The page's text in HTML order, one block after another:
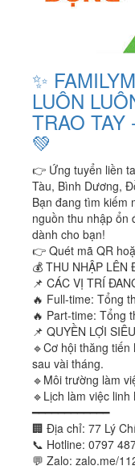
✨
LUÔN
TRAO TAY
💚
👉 Ứng tuyển liền
Tàu, Bình Dương,
Bạn đang tìm kiếm
nguồn thu nhập ổn
dành cho bạn!
👉 Quét mã QR
💰 THU NHẬP
📌 CÁC VỊ TRÍ
🔥 Full-time: Tổng
🔥 Part-time: Tổng
📌 QUYỀN LỢI
🔹Cơ hội thăng
sau vài tháng.
🔹Môi trường làm
🔹Lịch làm việc
━━━━━━━━━━━━
🏢 Địa chỉ: 77 Lý
📞 Hotline: 0797
💬 Zalo: zalo.me/